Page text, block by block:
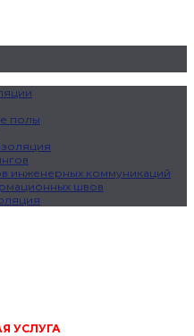
полы
инженерных коммуникаций
швов
УСЛУГА